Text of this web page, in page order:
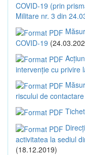
COVID-19 (prin
Militare nr. 3 din
COVID-19
intervenție cu privire
riscului de
activitatea la sediul
(18.12.2019)